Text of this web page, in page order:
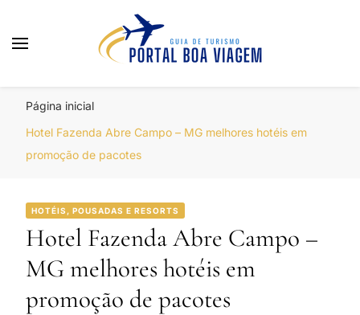
Página inicial
Hotel Fazenda Abre Campo – MG melhores hotéis em
promoção de pacotes
HOTÉIS, POUSADAS E RESORTS
Hotel Fazenda Abre Campo –
MG melhores hotéis em
promoção de pacotes